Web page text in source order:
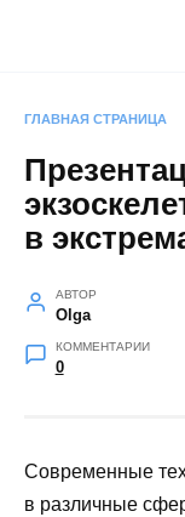
ГЛАВНАЯ СТРАНИЦА
в
АВТОР
Olga
КОММЕНТАРИИ
0
Современные
в различные